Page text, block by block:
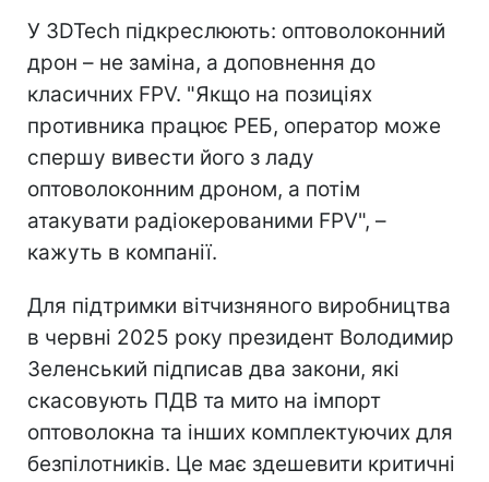
У 3DTech підкреслюють: оптоволоконний
дрон – не заміна, а доповнення до
класичних FPV. "Якщо на позиціях
противника працює РЕБ, оператор може
спершу вивести його з ладу
оптоволоконним дроном, а потім
атакувати радіокерованими FPV", –
кажуть в компанії.
Для підтримки вітчизняного виробництва
в червні 2025 року президент Володимир
Зеленський підписав два закони, які
скасовують ПДВ та мито на імпорт
оптоволокна та інших комплектуючих для
безпілотників. Це має здешевити критичні